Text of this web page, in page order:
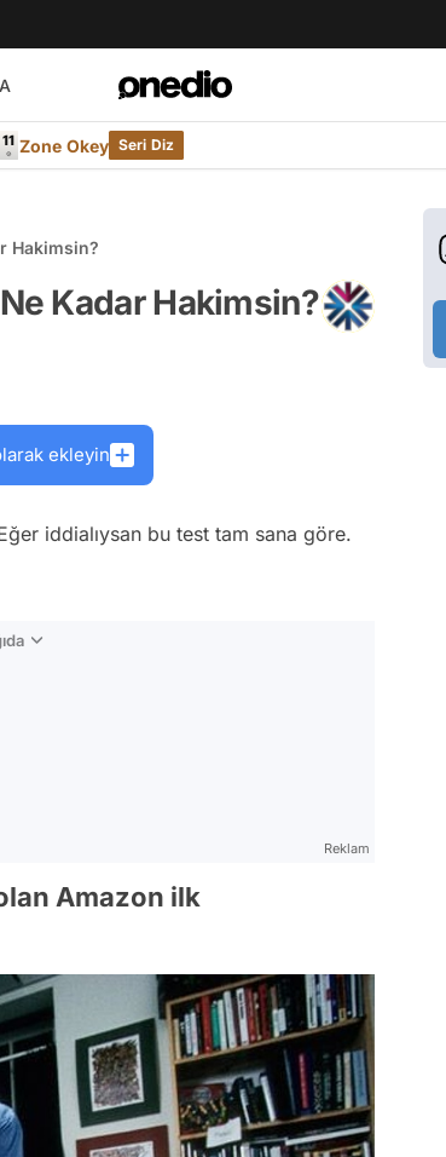
Zone Okey Seri Diz
Hakimsin?
Kadar Hakimsin?
ekleyin
iddialıysan bu test tam sana göre.
Reklam
Amazon ilk